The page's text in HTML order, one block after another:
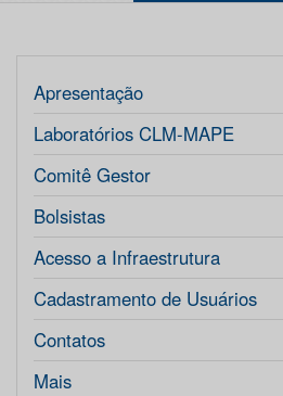
Apresentação
Laboratórios CLM-MAPE
Comitê Gestor
Bolsistas
Acesso a Infraestrutura
Cadastramento de Usuários
Contatos
Mais